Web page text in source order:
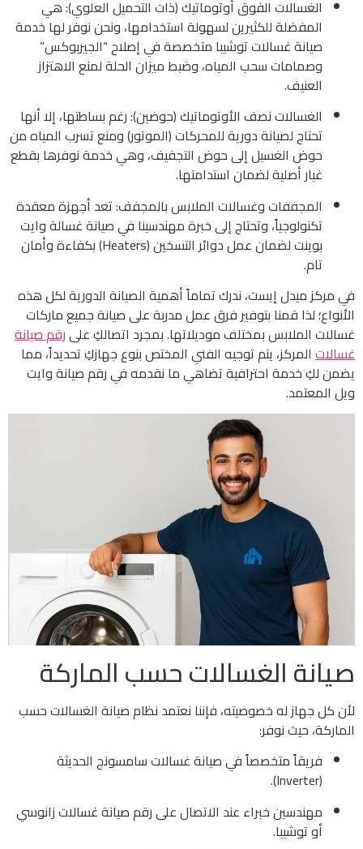
الغسالات الفوق أوتوماتيك (ذات التحميل العلوي): هي
المفضلة للكثيرين لسهولة استخدامها، ونحن نوفر لها خدمة
صيانة غسالات توشيبا متخصصة في إصلاح “الجيربوكس”
وصمامات سحب المياه، وضبط ميزان الحلة لمنع الاهتزاز
العنيف.
الغسالات نصف الأوتوماتيك (حوضين): رغم بساطتها، إلا أنها
تحتاج لصيانة دورية للمحركات (الموتور) ومنع تسرب المياه من
حوض الغسيل إلى حوض التجفيف، وهي خدمة نوفرها بقطع
غيار أصلية لضمان استدامتها.
المجففات وغسالات الملابس بالمجفف: تعد أجهزة معقدة
تكنولوجياً، وتحتاج إلى خبرة مهندسينا في صيانة غسالة وايت
بوينت لضمان عمل دوائر التسخين (Heaters) بكفاءة وأمان
تام.
في مركز ميدل إيست، ندرك تماماً أهمية الصيانة الدورية لكل هذه
الأنواع؛ لذا قمنا بتوفير فرق عمل مدربة على صيانة جميع ماركات
غسالات الملابس بمختلف موديلاتها. بمجرد اتصالكِ علىرقم صيانة
غسالات المركز، يتم توجيه الفني المختص بنوع جهازكِ تحديداً، مما
يضمن لكِ خدمة احترافية تضاهي ما نقدمه في رقم صيانة وايت
ويل المعتمد.
صيانة الغسالات حسب الماركة
لأن كل جهاز له خصوصيته، فإننا نعتمد نظام صيانة الغسالات حسب
الماركة، حيث نوفر:
فريقاً متخصصاً في صيانة غسالات سامسونج الحديثة
(Inverter).
مهندسين خبراء عند الاتصال على رقم صيانة غسالات زانوسي
أو توشيبا.